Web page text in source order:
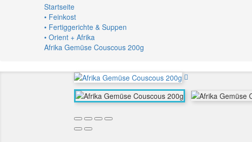
Startseite
• Feinkost
• Fertiggerichte & Suppen
• Orient + Afrika
Afrika Gemüse Couscous 200g